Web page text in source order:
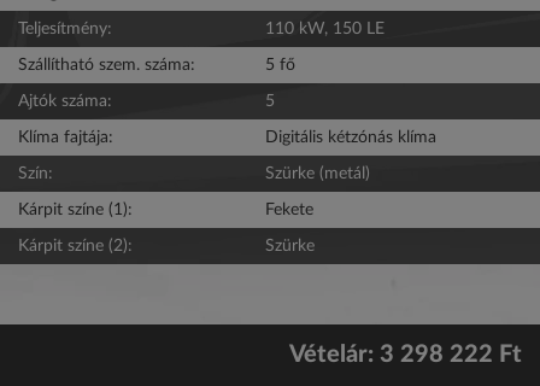
Teljesítmény: 110 kW, 150 LE
Szállítható szem. száma: 5 fő
Ajtók száma: 5
Klíma fajtája: Digitális kétzónás klíma
Szín: Szürke (metál)
Kárpit színe (1): Fekete
Kárpit színe (2): Szürke
Vételár: 3 298 222 Ft